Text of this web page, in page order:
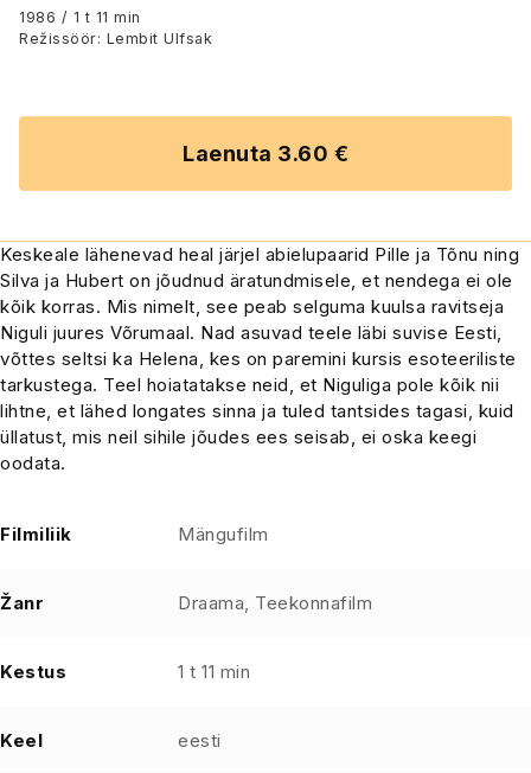
1986 / 1 t 11 min
Režissöör: Lembit Ulfsak
Laenuta 3.60 €
Keskeale lähenevad heal järjel abielupaarid Pille ja Tõnu ning
Silva ja Hubert on jõudnud äratundmisele, et nendega ei ole
kõik korras. Mis nimelt, see peab selguma kuulsa ravitseja
Niguli juures Võrumaal. Nad asuvad teele läbi suvise Eesti,
võttes seltsi ka Helena, kes on paremini kursis esoteeriliste
tarkustega. Teel hoiatatakse neid, et Niguliga pole kõik nii
lihtne, et lähed longates sinna ja tuled tantsides tagasi, kuid
üllatust, mis neil sihile jõudes ees seisab, ei oska keegi
oodata.
Filmiliik Mängufilm
Žanr Draama, Teekonnafilm
Kestus 1 t 11 min
Keel eesti